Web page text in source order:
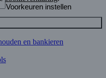
en bankieren